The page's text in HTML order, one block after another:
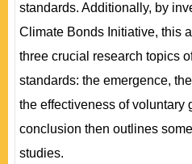
standards. Additionally, by
Climate Bonds Initiative, this
three crucial research topics
standards: the emergence,
the effectiveness of voluntary
conclusion then outlines
studies.